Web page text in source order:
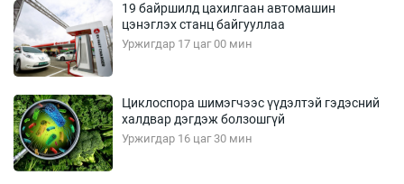
19 байршилд цахилгаан автомашин
цэнэглэх станц байгууллаа
Уржигдар 17 цаг 00 мин
Циклоспора шимэгчээс үүдэлтэй гэдэсний
халдвар дэгдэж болзошгүй
Уржигдар 16 цаг 30 мин